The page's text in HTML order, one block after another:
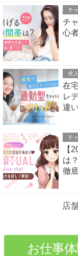
チ
チ
心
求
在
レ
違
チ
【
は
徹
店
お仕事